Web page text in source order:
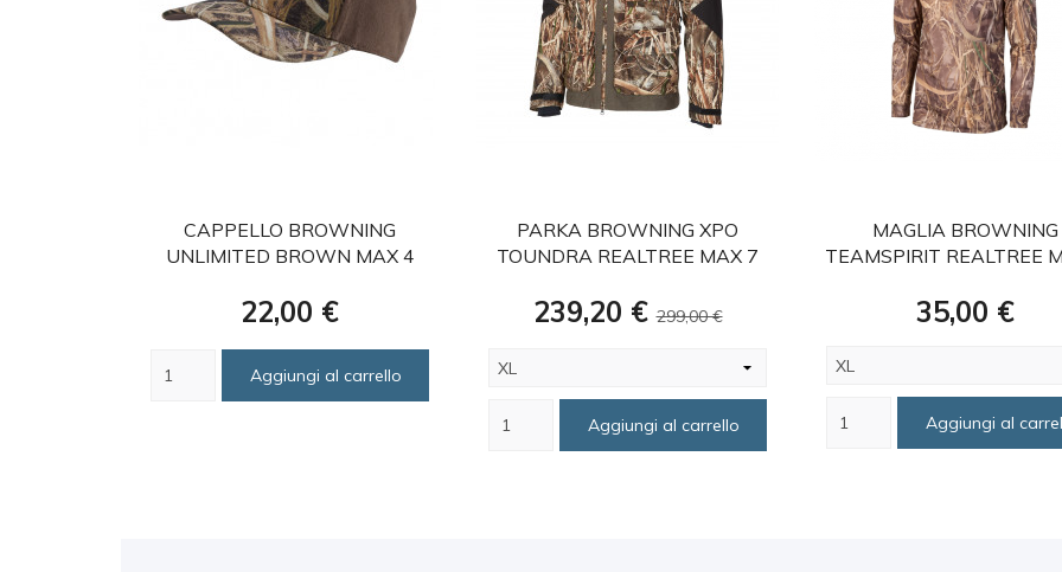
favorite
CAPPELLO BROWNING
UNLIMITED BROWN MAX 4
Prezzo
22,00 €
Aggiungi al carrello
favorite
PARKA BROWNING XPO
TOUNDRA REALTREE MAX 7
Prezzo
239,20 € Prezzo
299,00 €
Aggiungi al carrello
favorite
MAGLIA BROWNING
TEAMSPIRIT REALTREE
Prezzo
35,00 €
Aggiungi al